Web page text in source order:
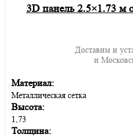
3D панель 2.5×1.73 м
Доставим и
и
Материал:
Металлическая сетка
Высота:
1,73
Толщина: